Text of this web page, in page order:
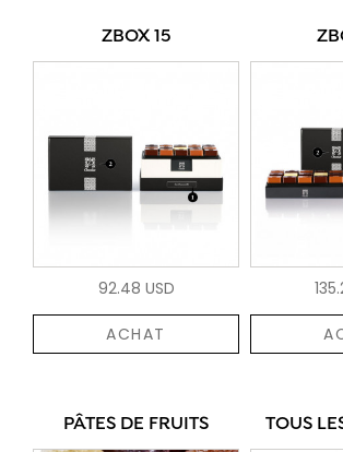
ZBOX 15
92.48 USD
ACHAT
PÂTES DE FRUITS TOUS